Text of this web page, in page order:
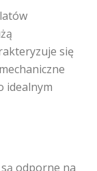
się
idealnym
odporne na